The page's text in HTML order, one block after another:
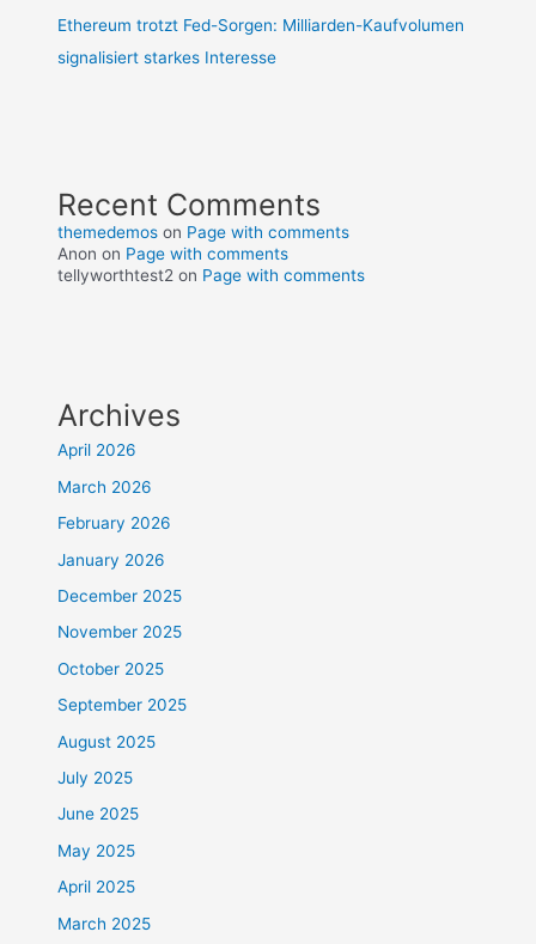
Ethereum trotzt Fed-Sorgen: Milliarden-Kaufvolumen
signalisiert starkes Interesse
Recent Comments
themedemos on Page with comments
Anon on Page with comments
tellyworthtest2 on Page with comments
Archives
April 2026
March 2026
February 2026
January 2026
December 2025
November 2025
October 2025
September 2025
August 2025
July 2025
June 2025
May 2025
April 2025
March 2025